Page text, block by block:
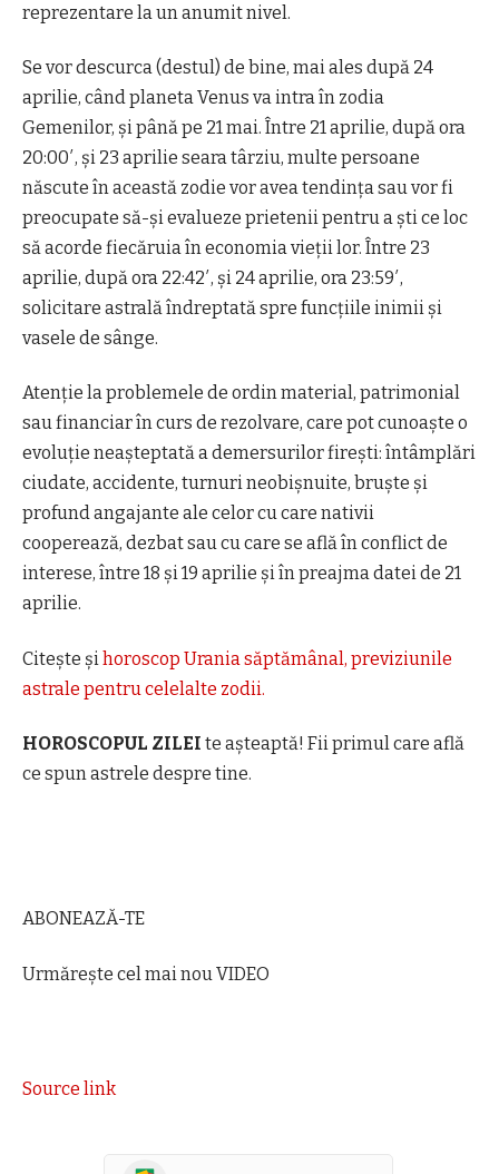
reprezentare la un anumit nivel.
Se vor descurca (destul) de bine, mai ales după 24
aprilie, când planeta Venus va intra în zodia
Gemenilor, și până pe 21 mai. Între 21 aprilie, după ora
20:00′, și 23 aprilie seara târziu, multe persoane
născute în această zodie vor avea tendința sau vor fi
preocupate să-și evalueze prietenii pentru a ști ce loc
să acorde fiecăruia în economia vieții lor. Între 23
aprilie, după ora 22:42′, și 24 aprilie, ora 23:59′,
solicitare astrală îndreptată spre funcțiile inimii și
vasele de sânge.
Atenție la problemele de ordin material, patrimonial
sau financiar în curs de rezolvare, care pot cunoaște o
evoluție neașteptată a demersurilor firești: întâmplări
ciudate, accidente, turnuri neobișnuite, bruște și
profund angajante ale celor cu care nativii
cooperează, dezbat sau cu care se află în conflict de
interese, între 18 și 19 aprilie și în preajma datei de 21
aprilie.
Citește și horoscop Urania săptămânal, previziunile
astrale pentru celelalte zodii.
HOROSCOPUL ZILEI te așteaptă! Fii primul care află
ce spun astrele despre tine.
ABONEAZĂ-TE
Urmărește cel mai nou VIDEO
Source link